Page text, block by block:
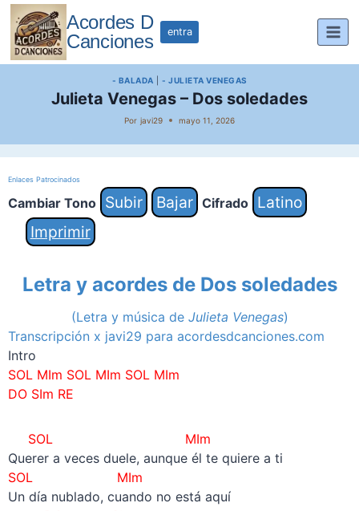
Saltar
contenido
Acordes D
Canciones
entra
- BALADA - JULIETA VENEGAS
Julieta Venegas – Dos soledades
Por javi29 mayo 11, 2026
Enlaces Patrocinados
Cambiar Tono Subir Bajar Cifrado
Latino
Imprimir
Letra y acordes de Dos soledades
(Letra y música de Julieta Venegas)
Transcripción x javi29 para acordesdcanciones.com
Intro
SOL MIm SOL MIm SOL MIm
DO SIm RE
SOL MIm
Querer a veces duele, aunque él te quiere a ti
SOL MIm
Un día nublado, cuando no está aquí